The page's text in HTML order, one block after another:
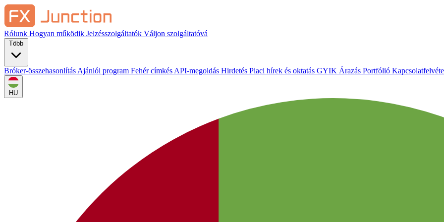
Rólunk Hogyan működik Jelzésszolgáltatók Váljon szolgáltatóvá
Bróker-összehasonlítás Ajánlói program Fehér címkés API-megoldás Hirdetés Piaci hírek és oktatás GYIK Árazás Portfólió
HU